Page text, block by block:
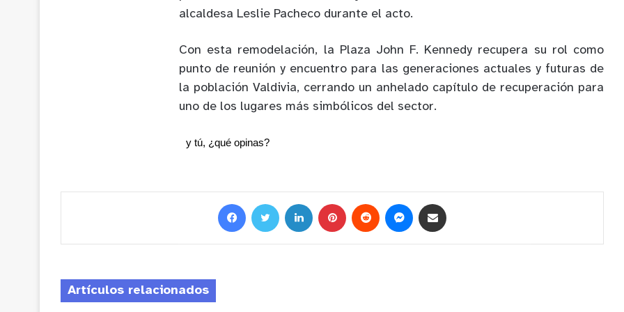
alcaldesa Leslie Pacheco durante el acto.
Con esta remodelación, la Plaza John F. Kennedy recupera su rol como
punto de reunión y encuentro para las generaciones actuales y futuras de
la población Valdivia, cerrando un anhelado capítulo de recuperación para
uno de los lugares más simbólicos del sector.
y tú, ¿qué opinas?
Artículos relacionados